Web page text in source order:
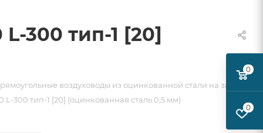
300 тип-1 [20]
воздуховоды из оцинкованной стали на заказ
L-300 тип-1 [20] (оцинкованная сталь 0,5 мм)
0
0